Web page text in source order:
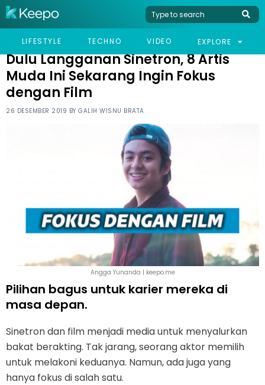
LIFESTYLE TECHNO VIDEO EXPLORE
HOME CELEB
DULU LANGGANAN SINETRON, 8 ARTIS MUDA INI SEKARANG
Dulu Langganan Sinetron, 8 Artis
Muda Ini Sekarang Ingin Fokus
dengan Film
26 DESEMBER 2019 BY GALIH WISNU BRATA
Angga Yunanda | keepo.me
Pilihan bagus untuk karier mereka di
masa depan.
Sinetron dan film menjadi media untuk menyalurkan
bakat berakting. Tak jarang, seorang aktor memilih
untuk melakoni keduanya. Namun, ada juga yang
hanya fokus di salah satu.